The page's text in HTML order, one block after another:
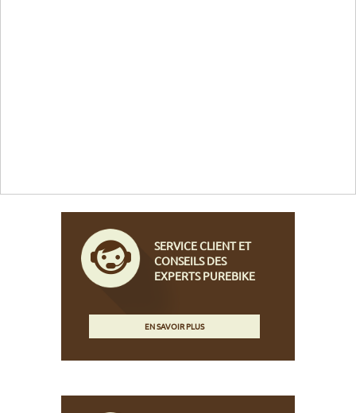
SERVICE CLIENT ET
CONSEILS DES
EXPERTS PUREBIKE
EN SAVOIR PLUS